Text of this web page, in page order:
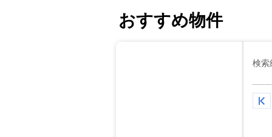
おすすめ物件
検索